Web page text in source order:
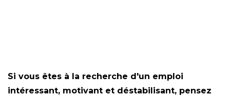
Si vous êtes à la recherche d'un emploi
intéressant, motivant et déstabilisant, pensez